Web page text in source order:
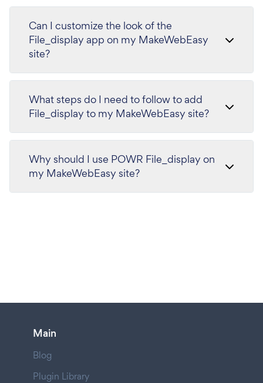
Can I customize the look of the
File_display app on my MakeWebEasy
site?
What steps do I need to follow to add
File_display to my MakeWebEasy site?
Why should I use POWR File_display on
my MakeWebEasy site?
Main
Blog
Plugin Library